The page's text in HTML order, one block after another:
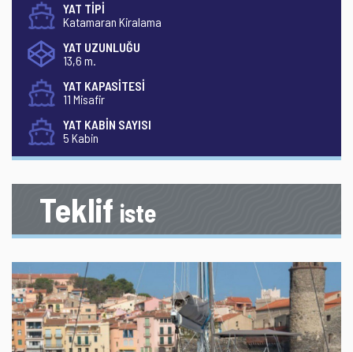
YAT TİPİ
Katamaran Kiralama
YAT UZUNLUĞU
13,6 m.
YAT KAPASİTESİ
11 Misafir
YAT KABİN SAYISI
5 Kabin
Teklif iste